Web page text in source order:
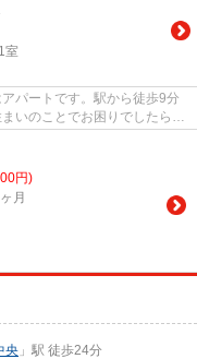
1室
パートです。駅から徒歩9分
いのことでお困りでしたら、
円)
月
央 」駅 徒歩24分